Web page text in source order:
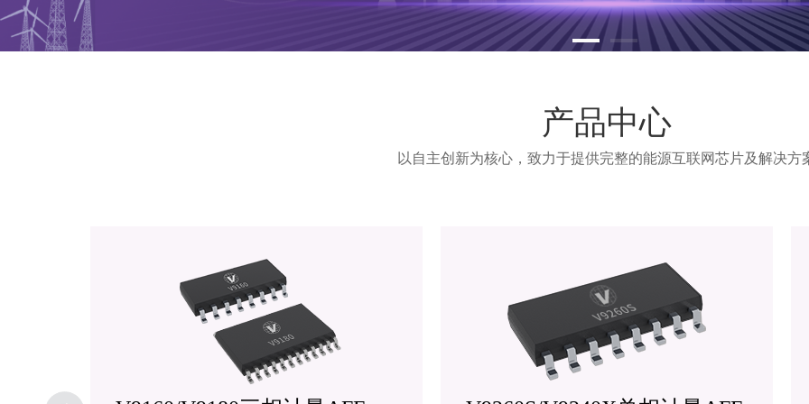
产品中心
以自主创新为核心，致力于提供完整的能源互联网芯片及解决方